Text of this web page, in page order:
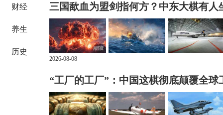
财经
养生
历史
三国歃血为盟剑指何方？中东大棋有人
2026-08-08
“工厂的工厂”：中国这棋彻底颠覆全球